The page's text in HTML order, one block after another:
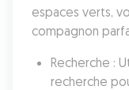
espaces verts,
compagnon
Recherche :
recherche